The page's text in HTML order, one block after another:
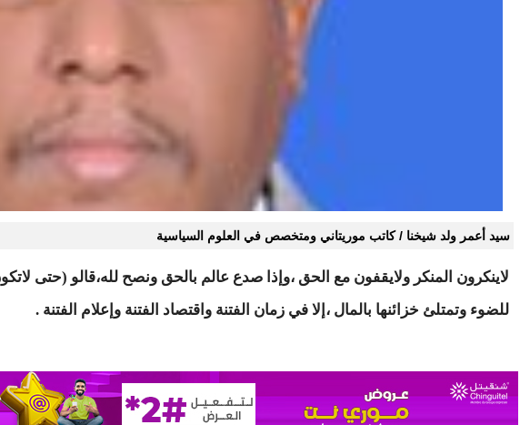
سيد أعمر ولد شيخنا / كاتب موريتاني ومتخصص في العلوم السياسية
لاينكرون المنكر ولايقفون مع الحق ،وإذا صدع عالم بالحق ونصح لله،قالو (حتى
للضوء وتمتلئ خزائنها بالمال ،إلا في زمان الفتنة واقتصاد الفتنة وإعلام الفتنة .